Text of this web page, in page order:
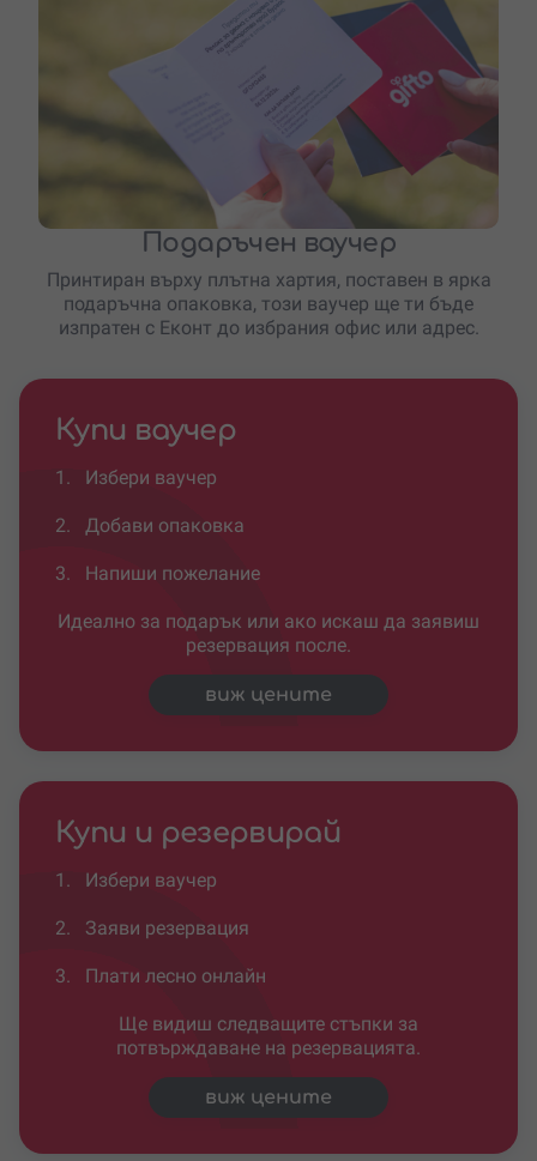
Подаръчен ваучер
Принтиран върху плътна хартия, поставен в ярка
подаръчна опаковка, този ваучер ще ти бъде
изпратен с Еконт до избрания офис или адрес.
Купи ваучер
1. Избери ваучер
2. Добави опаковка
3. Напиши пожелание
Идеално за подарък или ако искаш да заявиш
резервация после.
виж цените
Купи и резервирай
1. Избери ваучер
2. Заяви резервация
3. Плати лесно онлайн
Ще видиш следващите стъпки за
потвърждаване на резервацията.
виж цените